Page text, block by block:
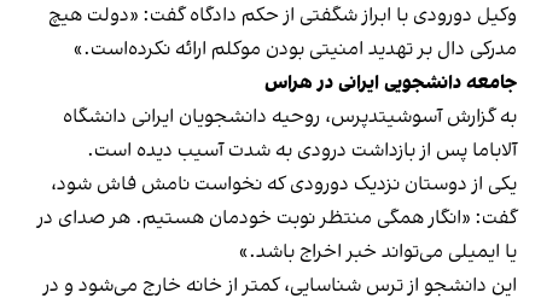
وکیل دورودی با ابراز شگفتی از حکم دادگاه گفت: «دولت هیچ
مدرکی دال بر تهدید امنیتی بودن موکلم ارائه نکرده‌است.»
جامعه دانشجویی ایرانی در هراس
به گزارش آسوشیتدپرس، روحیه دانشجویان ایرانی دانشگاه
آلاباما پس از بازداشت درودی به شدت آسیب دیده‌ است.
یکی از دوستان نزدیک دورودی که نخواست نامش فاش شود،
گفت: «انگار همگی منتظر نوبت خودمان هستیم. هر صدای در
یا ایمیلی می‌تواند خبر اخراج باشد.»
این دانشجو از ترس شناسایی، کمتر از خانه خارج می‌شود و در